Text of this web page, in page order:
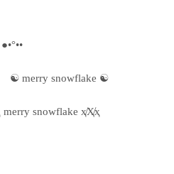
☯ merry snowflake ☯
snowflake ҳ̸Ҳ̸ҳ